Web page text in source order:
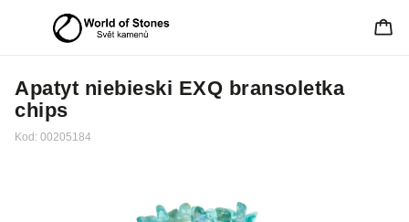
Apatyt niebieski EXQ bransoletka
chips
Kod: 00205184